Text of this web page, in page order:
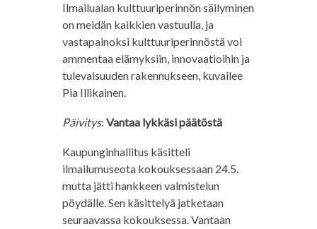
Ilmailualan kulttuuriperinnön säilyminen
on meidän kaikkien vastuulla, ja
vastapainoksi kulttuuriperinnöstä voi
ammentaa elämyksiin, innovaatioihin ja
tulevaisuuden rakennukseen, kuvailee
Pia Illikainen.
Päivitys: Vantaa lykkäsi päätöstä
Kaupunginhallitus käsitteli
ilmailumuseota kokouksessaan 24.5.
mutta jätti hankkeen valmistelun
pöydälle. Sen käsittelyä jatketaan
seuraavassa kokouksessa. Vantaan